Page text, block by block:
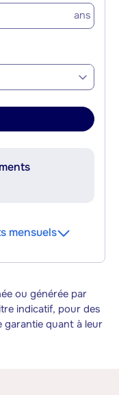
ans
mensuels
ou générée par
indicatif, pour des
garantie quant à leur